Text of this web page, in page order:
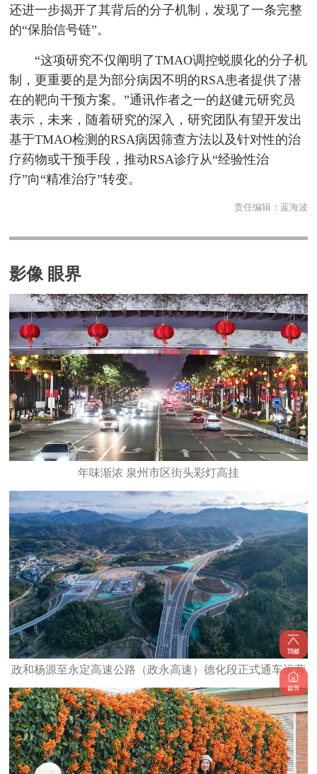
还进一步揭开了其背后的分子机制，发现了一条完整
的“保胎信号链”。
“这项研究不仅阐明了TMAO调控蜕膜化的分子机
制，更重要的是为部分病因不明的RSA患者提供了潜
在的靶向干预方案。”通讯作者之一的赵健元研究员
表示，未来，随着研究的深入，研究团队有望开发出
基于TMAO检测的RSA病因筛查方法以及针对性的治
疗药物或干预手段，推动RSA诊疗从“经验性治
疗”向“精准治疗”转变。
责任编辑： 蓝海波
影像 眼界
年味渐浓 泉州市区街头彩灯高挂
政和杨源至永定高速公路（政永高速）德化段正式通车运营